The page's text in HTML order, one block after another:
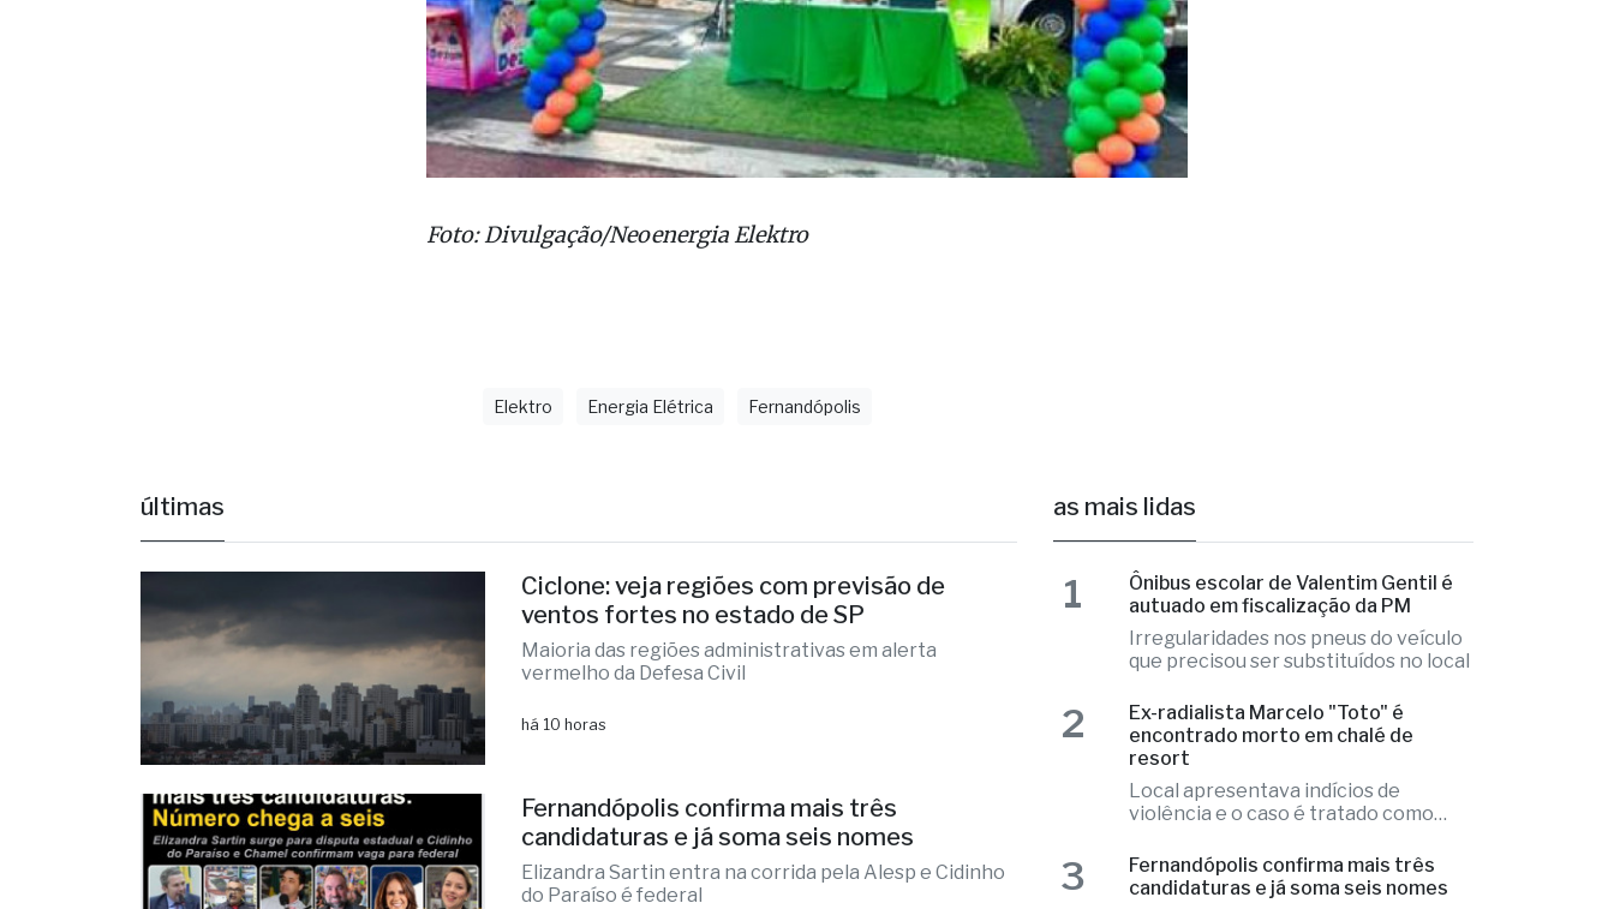
últimas
Ciclone: veja regiões com previsão de
ventos fortes no estado de SP
Maioria das regiões administrativas em alerta
Fernandópolis confirma mais três
as mais lidas
Ônibus escolar de Valentim Gentil é
autuado em fiscalização da PM
Irregularidades nos pneus do veículo
que precisou ser substituídos no local
Ex-radialista Marcelo "Toto" é
encontrado morto em chalé de
resort
Local apresentava indícios de
violência e o caso é tratado como